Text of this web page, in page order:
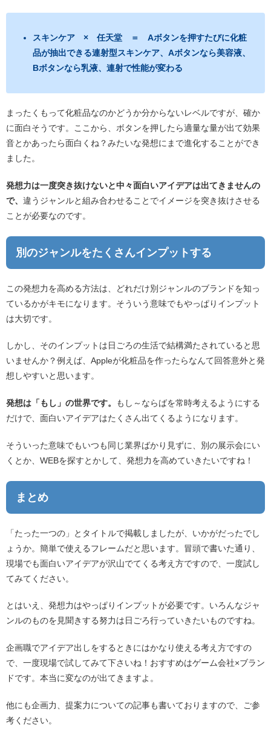
スキンケア × 任天堂 ＝ Aボタンを押すたびに化粧
品が抽出できる連射型スキンケア、Aボタンなら美容液、
Bボタンなら乳液、連射で性能が変わる
まったくもって化粧品なのかどうか分からないレベルですが、確か
に面白そうです。ここから、ボタンを押したら適量な量が出て効果
音とかあったら面白くね？みたいな発想にまで進化することができ
ました。
発想力は一度突き抜けないと中々面白いアイデアは出てきませんの
で、 違うジャンルと組み合わせることでイメージを突き抜けさせる
ことが必要なのです。
別のジャンルをたくさんインプットする
この発想力を高める方法は、どれだけ別ジャンルのブランドを知っ
ているかがキモになります。そういう意味でもやっぱりインプット
は大切です。
しかし、そのインプットは日ごろの生活で結構満たされていると思
いませんか？例えば、Appleが化粧品を作ったらなんて回答意外と発
想しやすいと思います。
発想は「もし」の世界です。
もし～ならばを常時考えるようにする
だけで、面白いアイデアはたくさん出てくるようになります。
そういった意味でもいつも同じ業界ばかり見ずに、別の展示会にい
くとか、WEBを探すとかして、発想力を高めていきたいですね！
まとめ
「たった一つの」とタイトルで掲載しましたが、いかがだったでし
ょうか。簡単で使えるフレームだと思います。冒頭で書いた通り、
現場でも面白いアイデアが沢山でてくる考え方ですので、一度試し
てみてください。
とはいえ、発想力はやっぱりインプットが必要です。いろんなジャ
ンルのものを見聞きする努力は日ごろ行っていきたいものですね。
企画職でアイデア出しをするときにはかなり使える考え方ですの
で、一度現場で試してみて下さいね！おすすめはゲーム会社×ブラン
ドです。本当に変なのが出てきますよ。
他にも企画力、提案力についての記事も書いておりますので、ご参
考ください。